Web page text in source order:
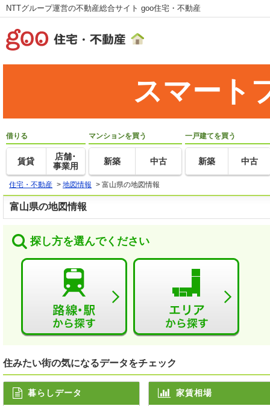
NTTグループ運営の不動産総合サイト goo住宅・不動産
スマート
借りる
賃貸
店舗･
事業用
マンションを買う
新築 中古
一戸建てを買う
新築 中古
住宅・不動産 > 地図情報 > 富山県の地図情報
富山県の地図情報
探し方を選んでください
住みたい街の気になるデータをチェック
暮らしデータ 家賃相場